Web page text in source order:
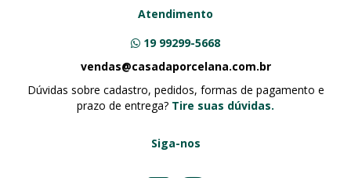
Atendimento
19 99299-5668
vendas@casadaporcelana.com.br
Dúvidas sobre cadastro, pedidos, formas de pagamento e
prazo de entrega? Tire suas dúvidas.
Siga-nos